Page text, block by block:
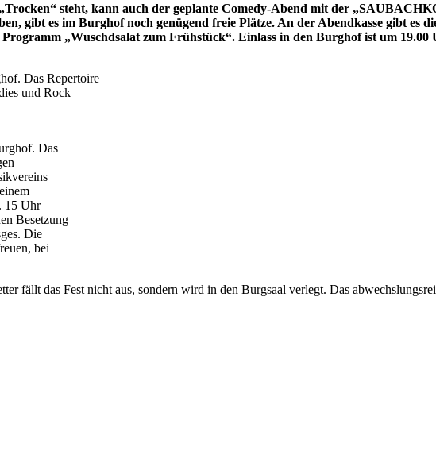
steht, kann auch der geplante Comedy-Abend mit der
gibt es im Burghof noch genügend freie Plätze. An der Abendkasse gibt es
„Wuschdsalat zum Frühstück“. Einlass in den Burghof ist um 19.00
Das Repertoire
und Rock
Das
15 Uhr
Besetzung
Die
bei
fällt das Fest nicht aus, sondern wird in den Burgsaal verlegt. Das